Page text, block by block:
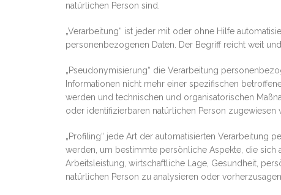
natürlichen Person sind.
„Verarbeitung“ ist jeder mit oder ohne Hilfe
personenbezogenen Daten. Der Begriff reicht weit
„Pseudonymisierung“ die Verarbeitung
Informationen nicht mehr einer spezifischen
werden und technischen und organisatorischen
oder identifizierbaren natürlichen Person zugewiesen
„Profiling“ jede Art der automatisierten Verarbeitung
werden, um bestimmte persönliche Aspekte, die
Arbeitsleistung, wirtschaftliche Lage, Gesundheit,
natürlichen Person zu analysieren oder vorherzusagen.